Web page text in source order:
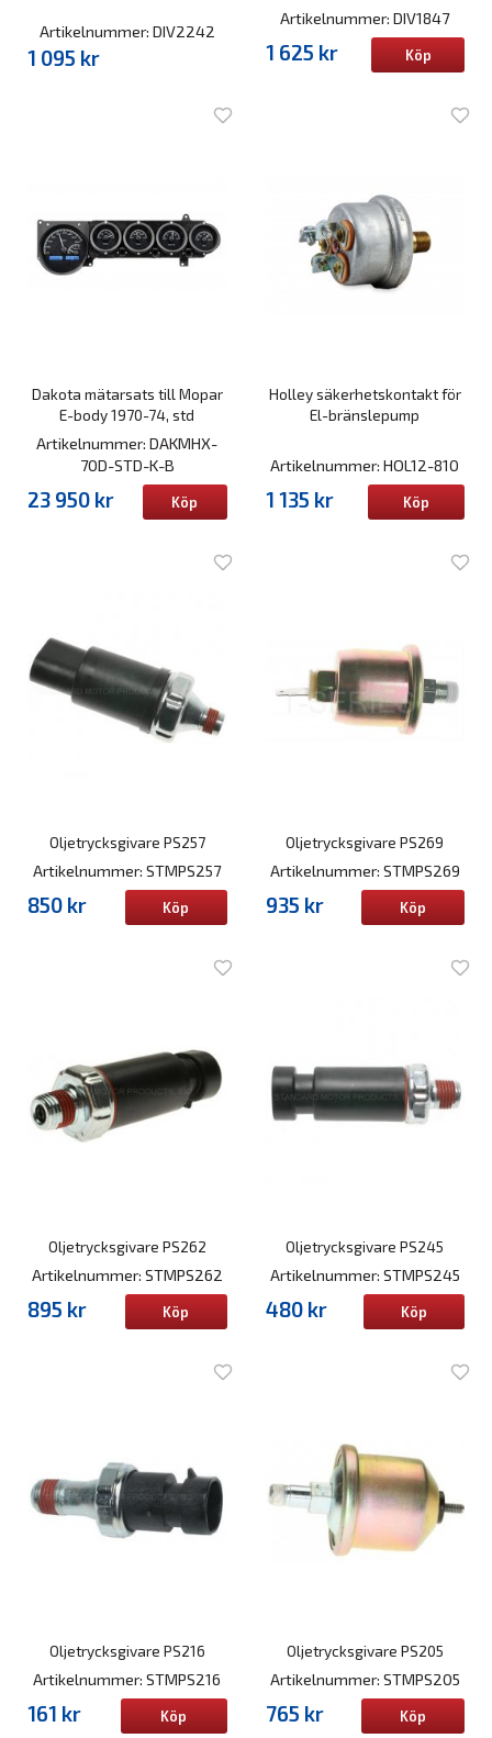
Artikelnummer: DIV2242
1 095 kr
Artikelnummer: DIV1847
1 625 kr Köp
Dakota mätarsats till Mopar
E-body 1970-74, std
Artikelnummer: DAKMHX-
70D-STD-K-B
23 950 kr Köp
Holley säkerhetskontakt för
El-bränslepump
Artikelnummer: HOL12-810
1 135 kr Köp
Oljetrycksgivare PS257
Artikelnummer: STMPS257
850 kr Köp
Oljetrycksgivare PS269
Artikelnummer: STMPS269
935 kr Köp
Oljetrycksgivare PS262
Artikelnummer: STMPS262
895 kr Köp
Oljetrycksgivare PS245
Artikelnummer: STMPS245
480 kr Köp
Oljetrycksgivare PS216
Artikelnummer: STMPS216
161 kr Köp
Oljetrycksgivare PS205
Artikelnummer: STMPS205
765 kr Köp